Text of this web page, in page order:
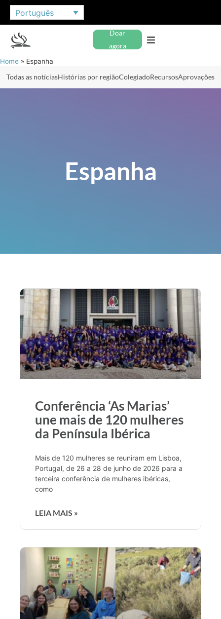
Português
Doar
agora
Home » Espanha
Todas as notíciasHistórias por regiãoColegiadoRecursosAprovações
Espanha
Conferência ‘As Marias’
une mais de 120 mulheres
da Península Ibérica
Mais de 120 mulheres se reuniram em Lisboa,
Portugal, de 26 a 28 de junho de 2026 para a
terceira conferência de mulheres ibéricas,
como
LEIA MAIS »